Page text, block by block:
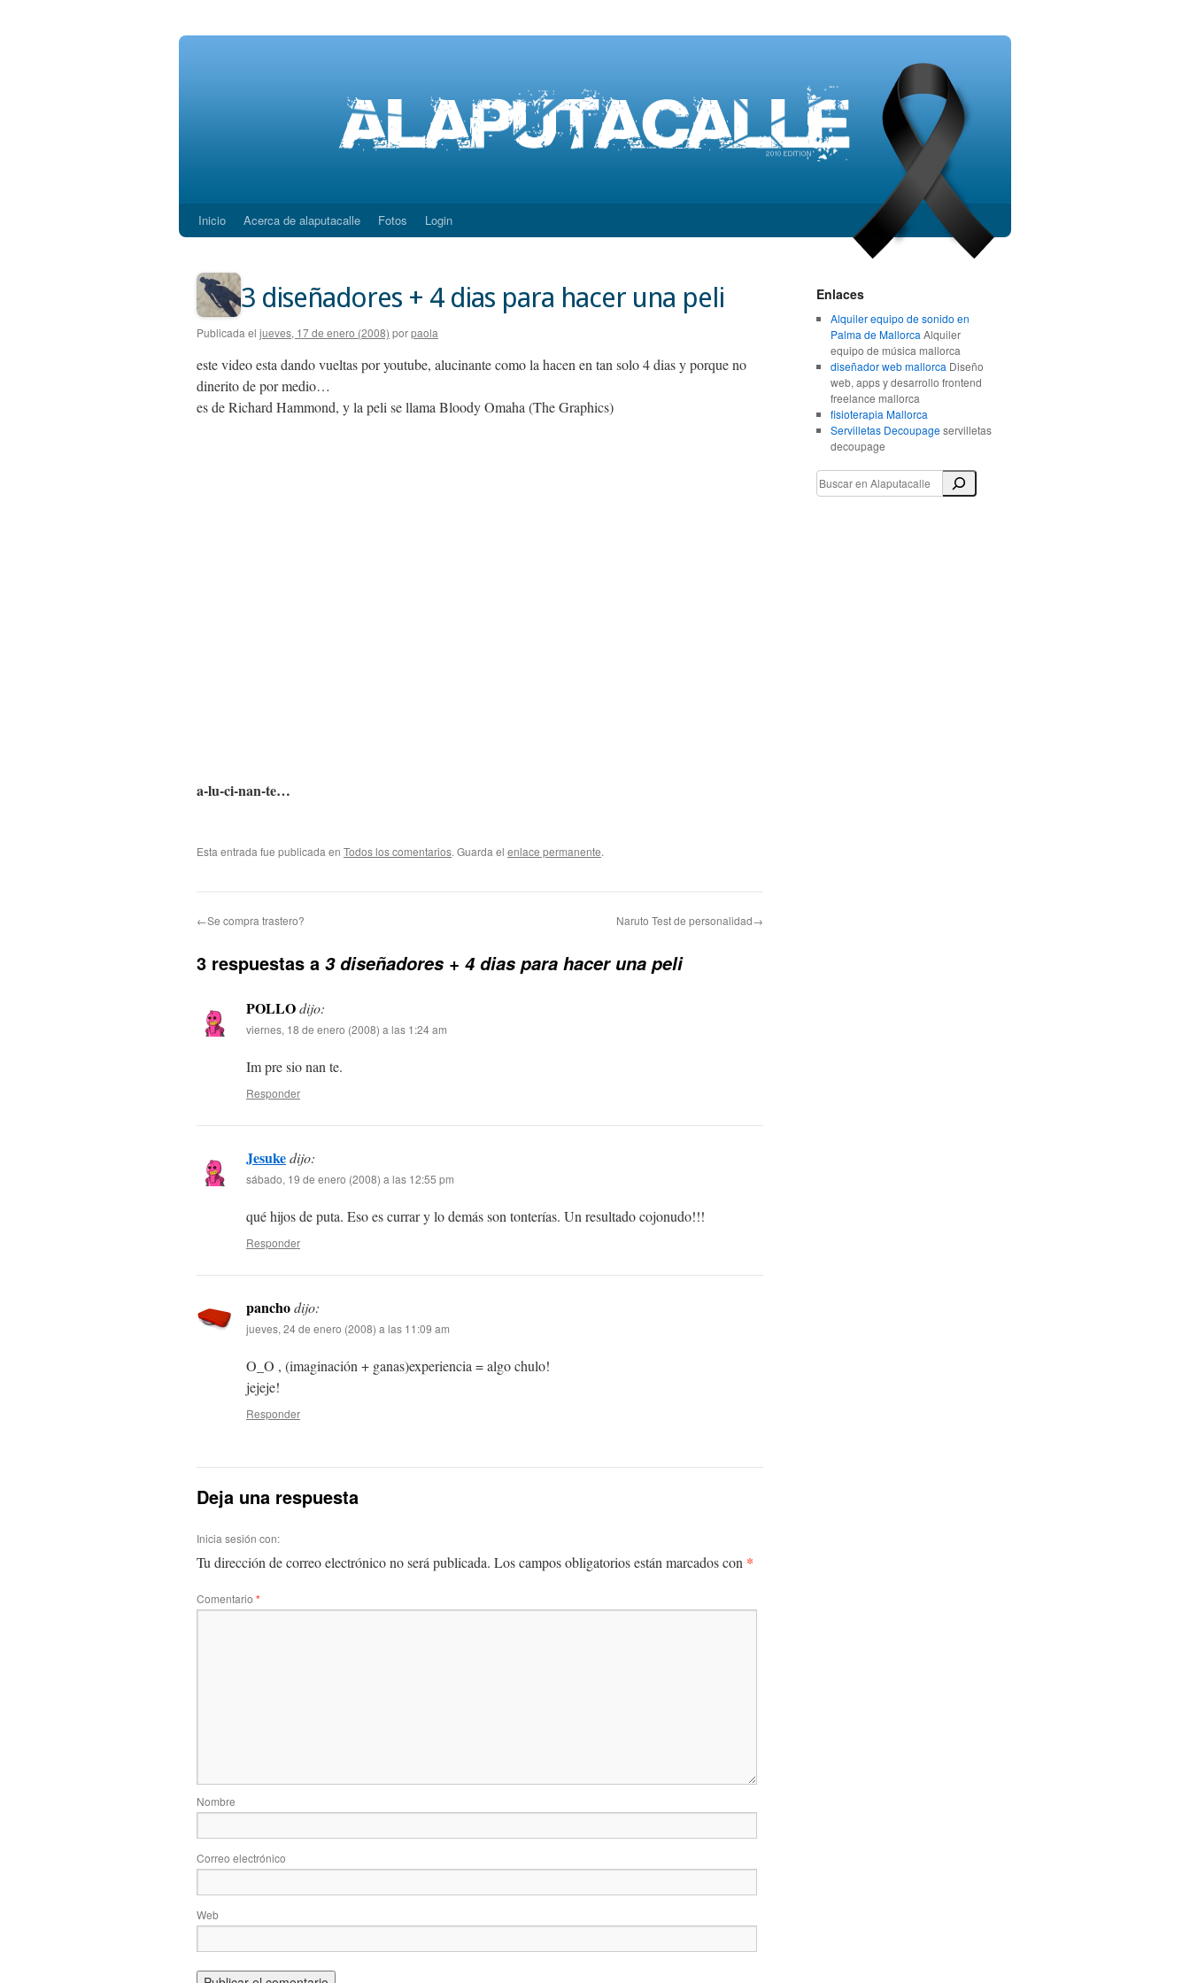
Saltar
contenido
Inicio Acerca de alaputacalle Fotos Login
3 diseñadores + 4 dias para hacer una peli
Publicada el jueves, 17 de enero (2008) porpaola
este video esta dando vueltas por youtube, alucinante como la hacen en tan solo 4 dias y porque no
dinerito de por medio…
es de Richard Hammond, y la peli se llama Bloody Omaha (The Graphics)
a-lu-ci-nan-te…
Esta entrada fue publicada en Todos los comentarios. Guarda el enlace permanente.
←Se compra trastero? Naruto Test de personalidad→
3 respuestas a 3 diseñadores + 4 dias para hacer una peli
POLLOdijo:
viernes, 18 de enero (2008) a las 1:24 am
Im pre sio nan te.
Responder
Jesukedijo:
sábado, 19 de enero (2008) a las 12:55 pm
qué hijos de puta. Eso es currar y lo demás son tonterías. Un resultado cojonudo!!!
Responder
panchodijo:
jueves, 24 de enero (2008) a las 11:09 am
O_O , (imaginación + ganas)experiencia = algo chulo!
jejeje!
Responder
Deja una respuesta
Inicia sesión con:
Tu dirección de correo electrónico no será publicada. Los campos obligatorios están marcados con *
Comentario *
Nombre
Correo electrónico
Web
Enlaces
Alquiler equipo de sonido en
Palma de Mallorca Alquiler
equipo de música mallorca
diseñador web mallorca Diseño
web, apps y desarrollo frontend
freelance mallorca
fisioterapia Mallorca
Servilletas Decoupageservilletas
decoupage